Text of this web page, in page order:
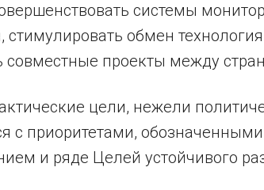
системы
стимулировать обмен
совместные проекты между
цели, нежели
с приоритетами,
и ряде Целей устойчивого